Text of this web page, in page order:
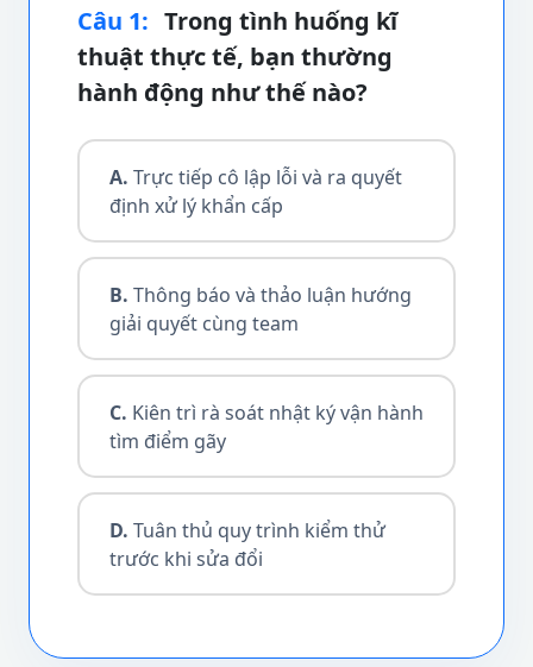
Câu 1: Trong tình huống kĩ
thuật thực tế, bạn thường
hành động như thế nào?
A. Trực tiếp cô lập lỗi và ra quyết
định xử lý khẩn cấp
B. Thông báo và thảo luận hướng
giải quyết cùng team
C. Kiên trì rà soát nhật ký vận hành
tìm điểm gãy
D. Tuân thủ quy trình kiểm thử
trước khi sửa đổi